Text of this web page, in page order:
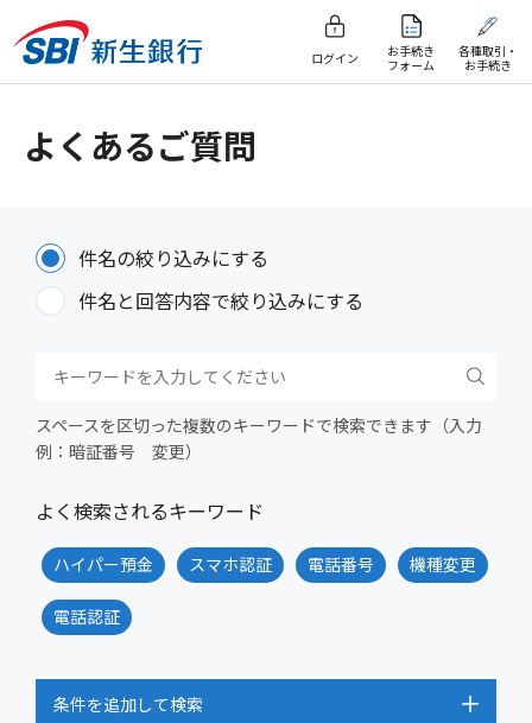
ログイン
お手続き
フォーム
各種取引・
お手続き
よくあるご質問
件名の絞り込みにする
件名と回答内容で絞り込みにする
スペースを区切った複数のキーワードで検索できます（入力
例：暗証番号 変更）
よく検索されるキーワード
ハイパー預金 スマホ認証 電話番号 機種変更
電話認証
条件を追加して検索